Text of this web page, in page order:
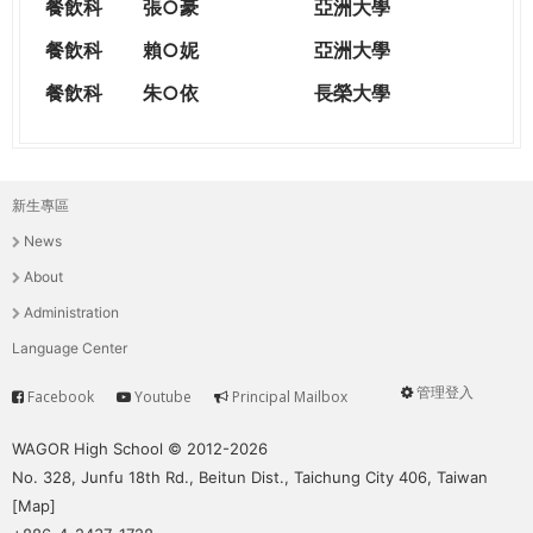
餐飲科 張○豪
亞洲大學
餐飲科
賴○妮
亞洲大學
餐飲科
朱○依 長榮大學
主
選
單
新生專區
News
About
Administration
Language Center
User
管理登入
Service
Facebook Youtube Principal Mailbox
WAGOR High School © 2012-2026
No. 328, Junfu 18th Rd., Beitun Dist., Taichung City 406, Taiwan
[Map]